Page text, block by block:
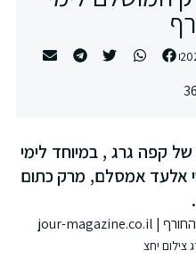
קפה גרג , במיוחד לימי
אמסלם, מרק כתום
יחצ